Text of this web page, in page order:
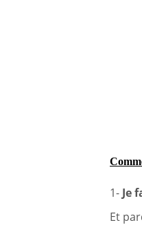
1- Je
Et